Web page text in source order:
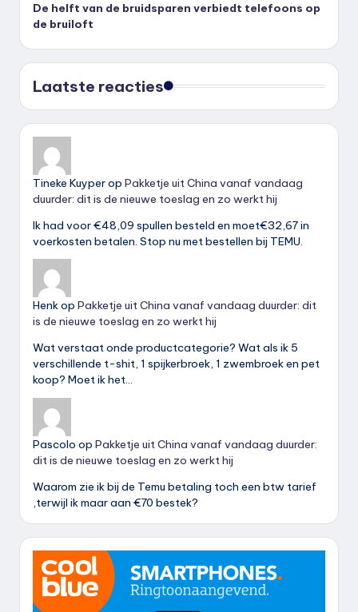
De helft van de bruidsparen verbiedt telefoons op
de bruiloft
Laatste reacties
Tineke Kuyperop Pakketje uit China vanaf vandaag
duurder: dit is de nieuwe toeslag en zo werkt hij
Ik had voor €48,09 spullen besteld en moet€32,67 in
voerkosten betalen. Stop nu met bestellen bij TEMU.
Henkop Pakketje uit China vanaf vandaag duurder: dit
is de nieuwe toeslag en zo werkt hij
Wat verstaat onde productcategorie? Wat als ik 5
verschillende t-shit, 1 spijkerbroek, 1 zwembroek en pet
koop? Moet ik het…
Pascolo op Pakketje uit China vanaf vandaag duurder:
dit is de nieuwe toeslag en zo werkt hij
Waarom zie ik bij de Temu betaling toch een btw tarief
,terwijl ik maar aan €70 bestek?